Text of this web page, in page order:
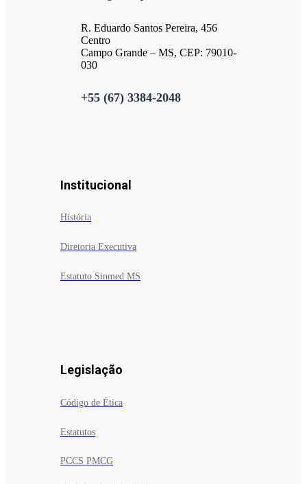
R. Eduardo Santos Pereira, 456
Centro
Campo Grande – MS, CEP: 79010-
030
+55 (67) 3384-2048
Institucional
História
Diretoria Executiva
Estatuto Sinmed MS
Legislação
Código de Ética
Estatutos
PCCS PMCG